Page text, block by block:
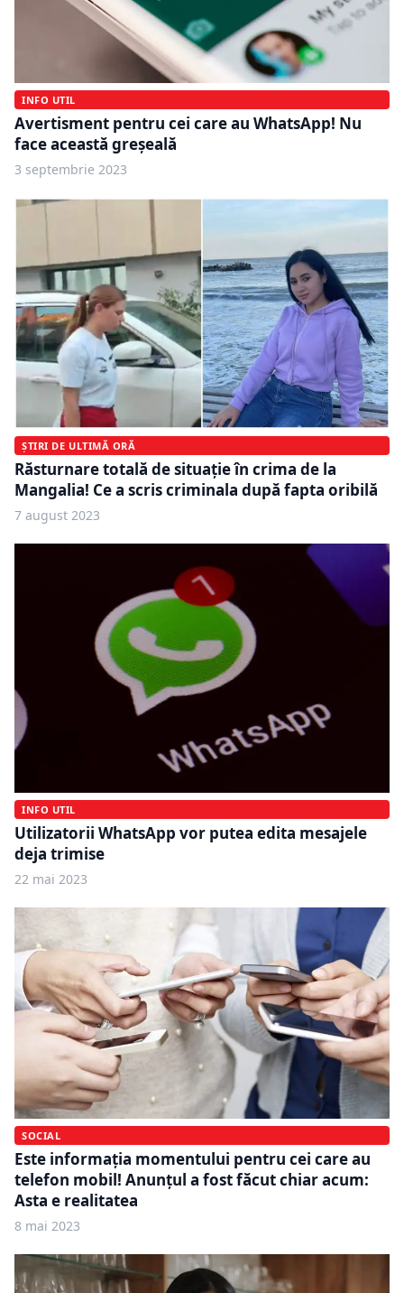
INFO UTIL
Avertisment pentru cei care au WhatsApp! Nu
face această greșeală
3 septembrie 2023
ȘTIRI DE ULTIMĂ ORĂ
Răsturnare totală de situaţie în crima de la
Mangalia! Ce a scris criminala după fapta oribilă
7 august 2023
INFO UTIL
Utilizatorii WhatsApp vor putea edita mesajele
deja trimise
22 mai 2023
SOCIAL
Este informația momentului pentru cei care au
telefon mobil! Anunțul a fost făcut chiar acum:
Asta e realitatea
8 mai 2023